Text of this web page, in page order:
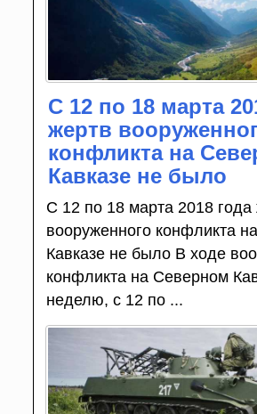
С 12 по 18 марта
жертв
конфликта на
Кавказе не было
С 12 по 18 марта 2018 года
вооруженного конфликта
Кавказе не было В ходе
конфликта на Северном
неделю, с 12 по ...